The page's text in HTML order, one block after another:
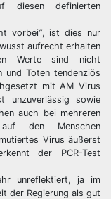
diesen definierten
vorbei”, ist dies nur
aufrecht erhalten
Werte sind nicht
und Toten tendenziös
mit AM Virus
unzuverlässig sowie
auch bei mehreren
den Menschen
Virus äußerst
der PCR-Test
unreflektiert, ja im
der Regierung als gut